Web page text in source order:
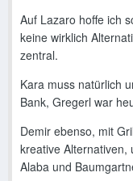
Auf Lazaro hoffe ich
keine wirklich
zentral.
Kara muss natürlich
Bank, Gregerl war
Demir ebenso, mit
kreative Alternativen,
Alaba und